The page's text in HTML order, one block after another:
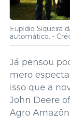
Eupídio Siqueira
automático. -
Já pensou
mero
isso que a
John Deere
Agro